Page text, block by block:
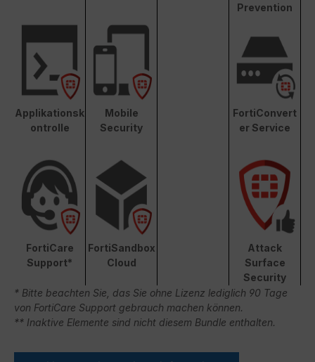
Prevention
Applikationsk
ontrolle
Mobile
Security
FortiConvert
er Service
FortiCare
Support*
FortiSandbox
Cloud
Attack
Surface
Security
* Bitte beachten Sie, das Sie ohne Lizenz lediglich 90 Tage
von FortiCare Support gebrauch machen können.
** Inaktive Elemente sind nicht diesem Bundle enthalten.